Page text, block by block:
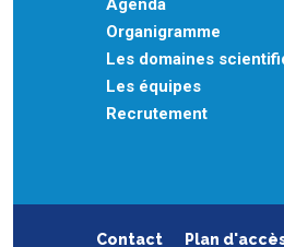
Agenda
Organigramme
Les domaines
Les équipes
Recrutement
Contact Plan